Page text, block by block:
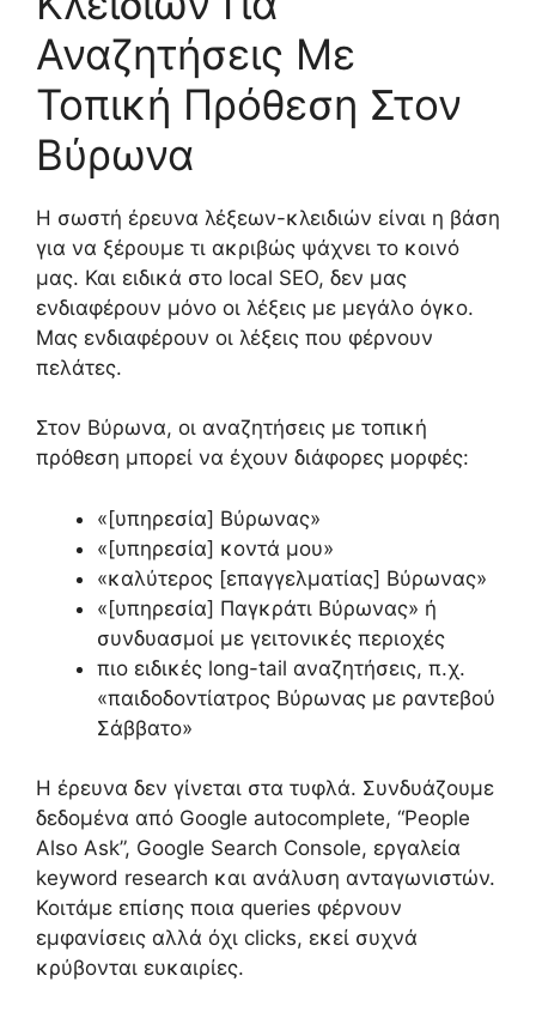
Αναζητήσεις Με
Τοπική Πρόθεση Στον
Βύρωνα
Η σωστή έρευνα λέξεων-κλειδιών είναι η βάση
για να ξέρουμε τι ακριβώς ψάχνει το κοινό
μας. Και ειδικά στο local SEO, δεν μας
ενδιαφέρουν μόνο οι λέξεις με μεγάλο όγκο.
Μας ενδιαφέρουν οι λέξεις που φέρνουν
πελάτες.
Στον Βύρωνα, οι αναζητήσεις με τοπική
πρόθεση μπορεί να έχουν διάφορες μορφές:
«[υπηρεσία] Βύρωνας»
«[υπηρεσία] κοντά μου»
«καλύτερος [επαγγελματίας] Βύρωνας»
«[υπηρεσία] Παγκράτι Βύρωνας» ή
συνδυασμοί με γειτονικές περιοχές
πιο ειδικές long-tail αναζητήσεις, π.χ.
«παιδοδοντίατρος Βύρωνας με ραντεβού
Σάββατο»
Η έρευνα δεν γίνεται στα τυφλά. Συνδυάζουμε
δεδομένα από Google autocomplete, “People
Also Ask”, Google Search Console, εργαλεία
keyword research και ανάλυση ανταγωνιστών.
Κοιτάμε επίσης ποια queries φέρνουν
εμφανίσεις αλλά όχι clicks, εκεί συχνά
κρύβονται ευκαιρίες.